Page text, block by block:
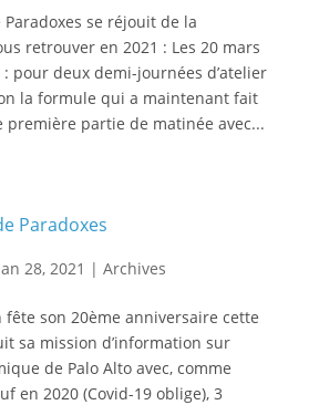
Paradoxes se réjouit de la
retrouver en 2021 : Les 20 mars
pour deux demi-journées d’atelier
la formule qui a maintenant fait
première partie de matinée avec...
Paradoxes
28, 2021 | Archives
fête son 20ème anniversaire cette
sa mission d’information sur
de Palo Alto avec, comme
en 2020 (Covid-19 oblige), 3